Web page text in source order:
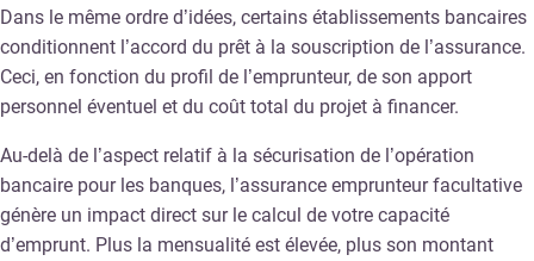
Dans le même ordre d’idées, certains établissements bancaires
conditionnent l’accord du prêt à la souscription de l’assurance.
Ceci, en fonction du profil de l’emprunteur, de son apport
personnel éventuel et du coût total du projet à financer.
Au-delà de l’aspect relatif à la sécurisation de l’opération
bancaire pour les banques, l’assurance emprunteur facultative
génère un impact direct sur le calcul de votre capacité
d’emprunt. Plus la mensualité est élevée, plus son montant